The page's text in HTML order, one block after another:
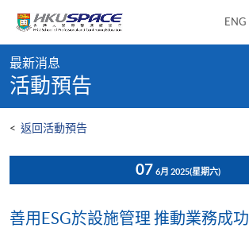
content
ENG
content
start
最新消息
活動預告
< 返回活動預告
07 6月 2025(星期六)
善用ESG於設施管理 推動業務成功